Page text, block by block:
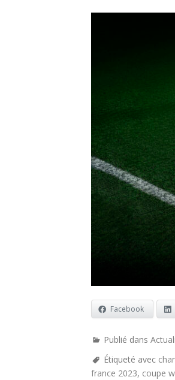
Facebook
Publié dans
Étiqueté avec
france 2023, coupe